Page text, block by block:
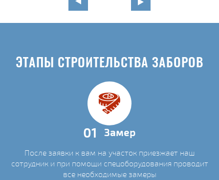
ЭТАПЫ СТРОИТЕЛЬСТВА ЗАБОРОВ
01 Замер
После заявки к вам на участок приезжает наш
сотрудник и при помощи спецоборудования проводит
все необходимые замеры